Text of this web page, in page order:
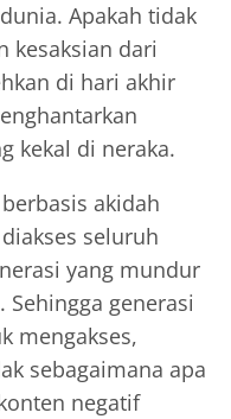
Apakah tidak
kesaksian dari
di hari akhir
kekal di neraka.
akidah
seluruh
yang mundur
generasi
mengakses,
sebagaimana apa
negatif